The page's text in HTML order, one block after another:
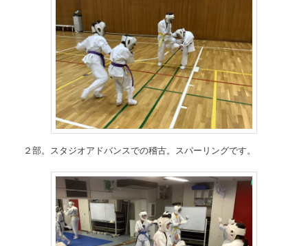
２部。スタジオアドバンスでの稽古。スパーリングです。